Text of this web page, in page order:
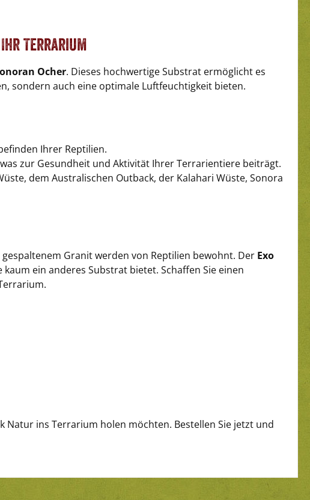
Ihr Terrarium
Ocher. Dieses hochwertige Substrat ermöglicht es
sondern auch eine optimale Luftfeuchtigkeit bieten.
Ihrer Reptilien.
zur Gesundheit und Aktivität Ihrer Terrarientiere beiträgt.
dem Australischen Outback, der Kalahari Wüste, Sonora
Granit werden von Reptilien bewohnt. Der Exo
ein anderes Substrat bietet. Schaffen Sie einen
Natur ins Terrarium holen möchten. Bestellen Sie jetzt und